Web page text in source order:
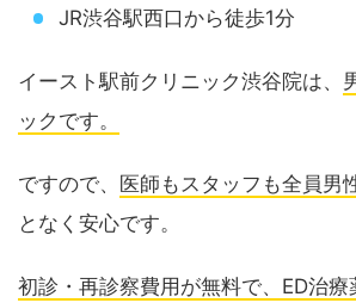
JR渋谷駅西口から徒歩1分
イースト駅前クリニック渋谷院は、
ックです。
ですので、 医師もスタッフも全員男
となく安心です。
初診・再診察費用が無料で、ED治療